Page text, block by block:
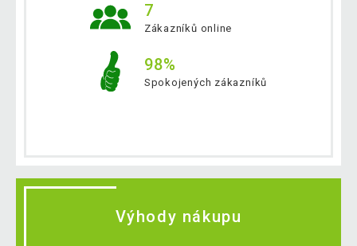
7
Zákazníků online
98%
Spokojených zákazníků
Výhody nákupu